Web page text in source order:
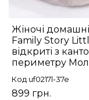
Жіночі
Family Story
відкриті з
периметру
Код uf0217l-37e
899 грн.